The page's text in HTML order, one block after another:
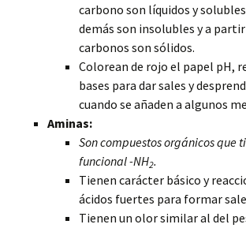
carbono son líquidos y
demás son insolubles y a partir
carbonos son sólidos.
Colorean de rojo el papel pH,
bases para dar sales y
cuando se añaden a algunos
Aminas:
Son compuestos orgánicos que
funcional -NH2.
Tienen carácter básico y
ácidos fuertes para formar
Tienen un olor similar al del